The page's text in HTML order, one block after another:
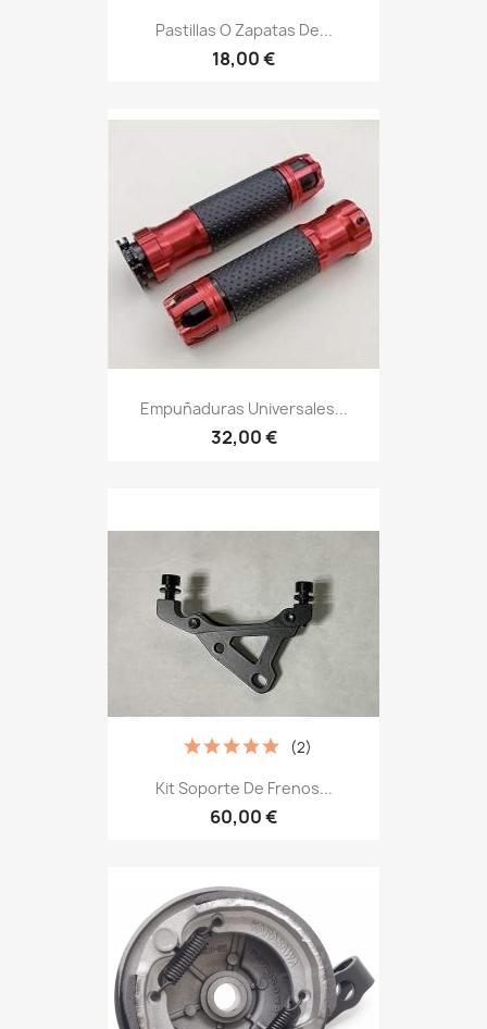
Pastillas O Zapatas De...
18,00 €
Empuñaduras Universales...
32,00 €
Kit Soporte De Frenos...
60,00 €
(2)